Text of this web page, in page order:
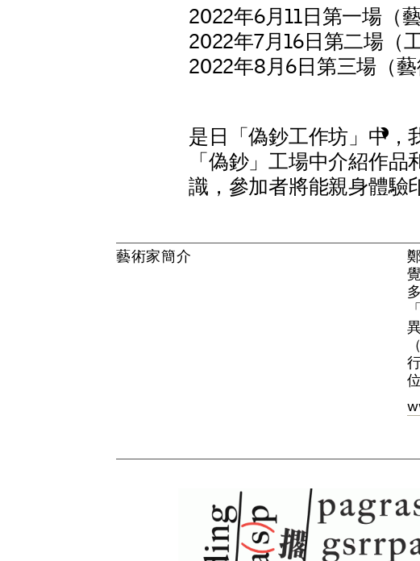
2022年6月11日第一場（
2022年7月16日第二場（
2022年8月6日第三場（藝
是日 「偽鈔工作坊 」 中，
「偽鈔」工場中介紹作品
識 ， 參加者將能親身體驗
藝術家簡介
多
「
（
位
w